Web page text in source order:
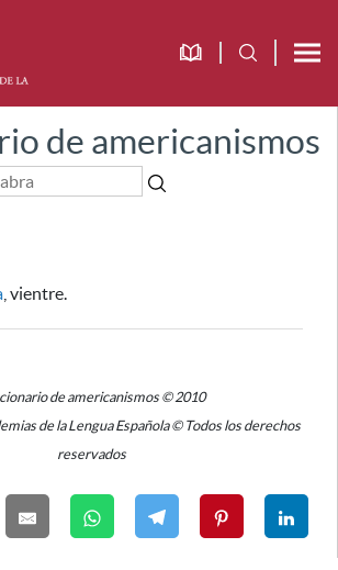
de americanismos
, vientre.
de americanismos © 2010
de la Lengua Española © Todos los derechos
reservados